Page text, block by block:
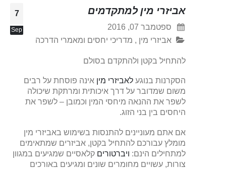
7
Sep
אביזרי מין למתקדמים
ספטמבר 07, 2016
אביזרי מין , מדריכי יחסים ומאמרי הדרכה
להתחיל בקטן ולהתקדם בסולם
הסקרנות בנוגע לאביזרי מין אינה פוסחת על רבים
משום שמדובר על דרך איכותית ומרתקת שיכולה
לשפר את ההנאה מיחסי המין וכמובן – לשפר את
היחסים בין בני הזוג.
אם אתם מעוניינים להתנסות בשימוש באביזרי מין
מומלץ עבורכם להתחיל בקטן, אביזרים שמתאימים
למתחילים הינם: ויברטורים קלאסיים שמגיעים במגוון
צורות, עשויים מחומרים שונים ומגיעים באורכים